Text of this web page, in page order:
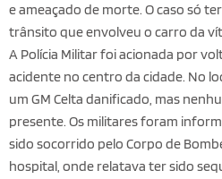
e ameaçado de morte. O caso só
trânsito que envolveu o carro da
A Polícia Militar foi acionada por
acidente no centro da cidade. No
um GM Celta danificado, mas
presente. Os militares foram
sido socorrido pelo Corpo de
hospital, onde relatava ter sido